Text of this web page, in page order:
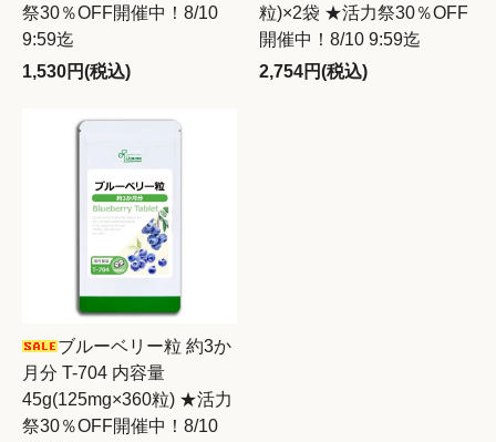
祭30％OFF開催中！8/10
9:59迄
1,530円(税込)
粒)×2袋 ★活力祭30％OFF
開催中！8/10 9:59迄
2,754円(税込)
ブルーベリー粒 約3か
月分 T-704 内容量
45g(125mg×360粒) ★活力
祭30％OFF開催中！8/10